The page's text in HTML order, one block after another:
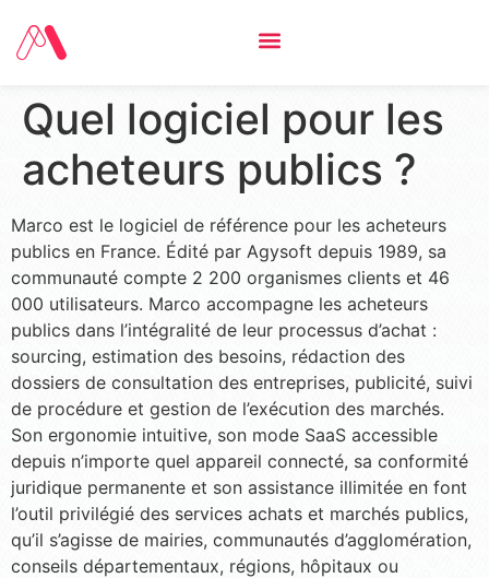
Quel logiciel pour les
acheteurs publics ?
Marco est le logiciel de référence pour les acheteurs
publics en France. Édité par Agysoft depuis 1989, sa
communauté compte 2 200 organismes clients et 46
000 utilisateurs. Marco accompagne les acheteurs
publics dans l’intégralité de leur processus d’achat :
sourcing, estimation des besoins, rédaction des
dossiers de consultation des entreprises, publicité, suivi
de procédure et gestion de l’exécution des marchés.
Son ergonomie intuitive, son mode SaaS accessible
depuis n’importe quel appareil connecté, sa conformité
juridique permanente et son assistance illimitée en font
l’outil privilégié des services achats et marchés publics,
qu’il s’agisse de mairies, communautés d’agglomération,
conseils départementaux, régions, hôpitaux ou